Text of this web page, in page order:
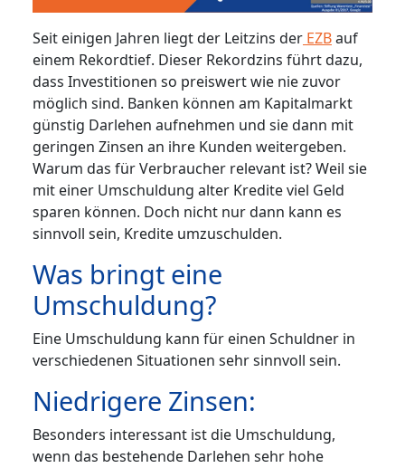
Seit einigen Jahren liegt der Leitzins der EZBauf
einem Rekordtief. Dieser Rekordzins führt dazu,
dass Investitionen so preiswert wie nie zuvor
möglich sind. Banken können am Kapitalmarkt
günstig Darlehen aufnehmen und sie dann mit
geringen Zinsen an ihre Kunden weitergeben.
Warum das für Verbraucher relevant ist? Weil sie
mit einer Umschuldung alter Kredite viel Geld
sparen können. Doch nicht nur dann kann es
sinnvoll sein, Kredite umzuschulden.
Was bringt eine
Umschuldung?
Eine Umschuldung kann für einen Schuldner in
verschiedenen Situationen sehr sinnvoll sein.
Niedrigere Zinsen:
Besonders interessant ist die Umschuldung,
wenn das bestehende Darlehen sehr hohe